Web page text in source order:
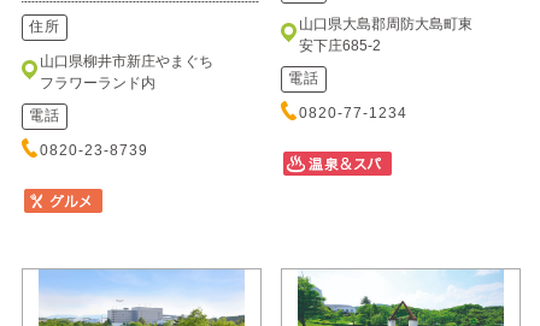
住所
山口県柳井市新庄やまぐち
フラワーランド内
電話
0820-23-8739
山口県大島郡周防大島町東
安下庄685-2
電話
0820-77-1234